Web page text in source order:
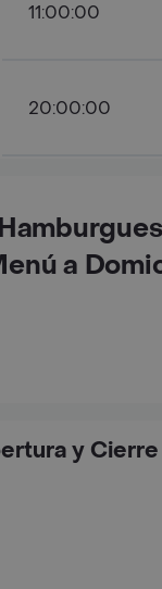
11:00:00
20:00:00
a
y Cierre